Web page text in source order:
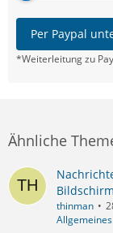
Per Paypal
*Weiterleitung zu
Ähnliche
thinman